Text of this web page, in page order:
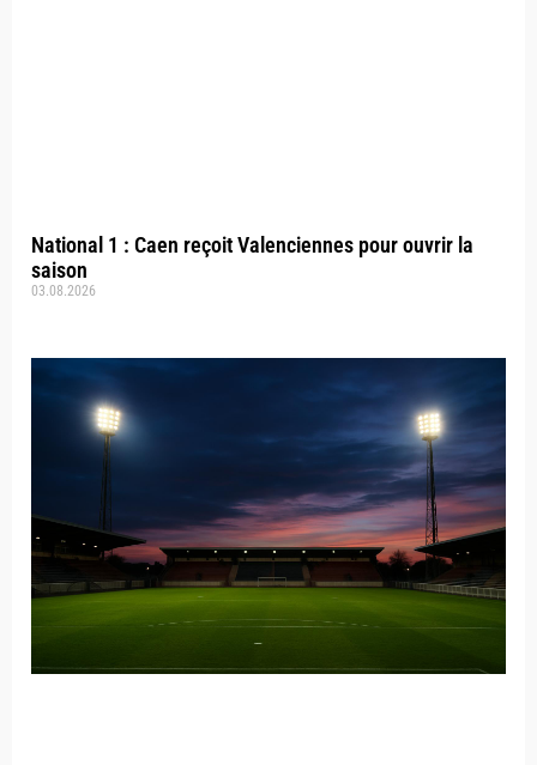
National 1 : Caen reçoit Valenciennes pour ouvrir la
saison
03.08.2026